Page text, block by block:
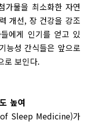
물을 최소화한 자연
개선, 장 건강을 강조
에게 인기를 얻고 있
능성 간식들은 앞으로
로 보인다.
높여
of Sleep Medicine)가